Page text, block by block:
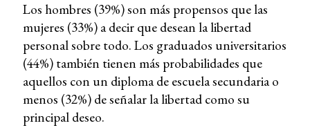
Los hombres (39%) son más propensos que las
mujeres (33%) a decir que desean la libertad
personal sobre todo. Los graduados universitarios
(44%) también tienen más probabilidades que
aquellos con un diploma de escuela secundaria o
menos (32%) de señalar la libertad como su
principal deseo.